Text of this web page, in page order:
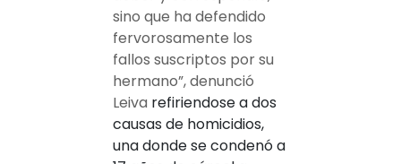
sino que ha defendido
fervorosamente los
fallos suscriptos por su
hermano”, denunció
Leiva refiriendose a dos
causas de homicidios,
una donde se condenó a